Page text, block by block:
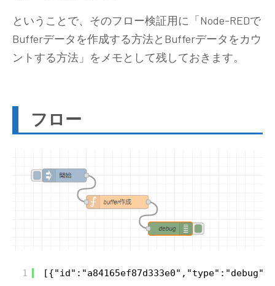
ということで、そのフロー検証用に「Node-REDで
Bufferデータを作成する方法とBufferデータをカウ
ントする方法」をメモとして残しておきます。
フロー
1